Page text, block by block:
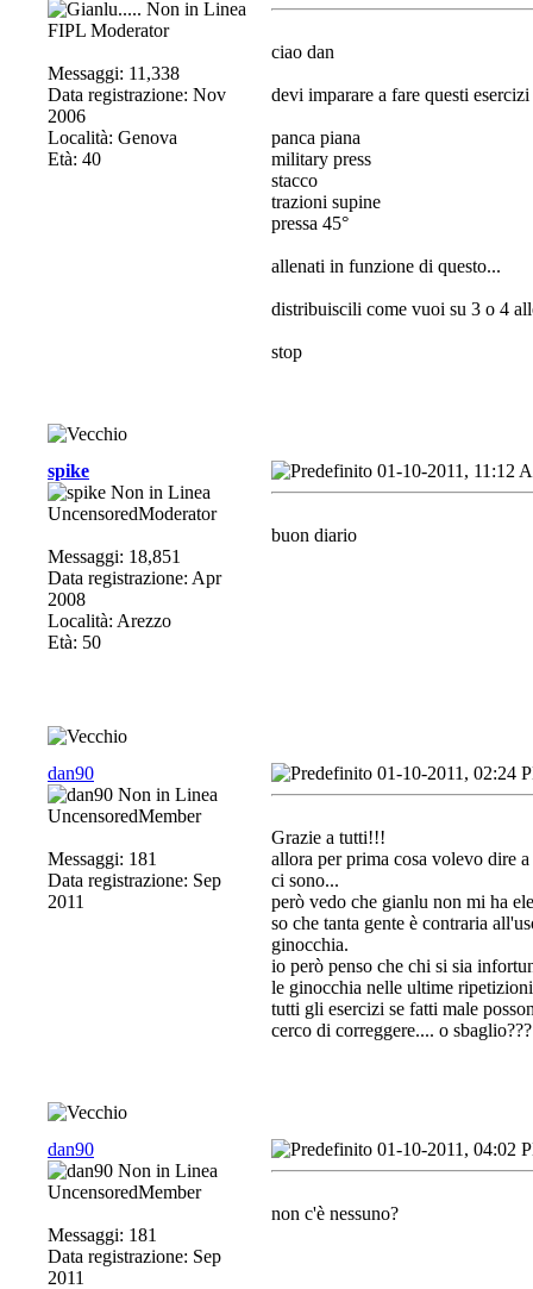
FIPL Moderator
Messaggi: 11,338
Data registrazione: Nov
2006
Località: Genova
Età: 40
ciao dan
devi imparare a fare questi esercizi
panca piana
military press
stacco
trazioni supine
pressa 45°
allenati in funzione di questo...
distribuiscili come vuoi su 3 o 4
stop
spike
UncensoredModerator
Messaggi: 18,851
Data registrazione: Apr
2008
Località: Arezzo
Età: 50
01-10-2011, 11:12
buon diario
dan90
UncensoredMember
Messaggi: 181
Data registrazione: Sep
2011
01-10-2011, 02:24
Grazie a tutti!!!
allora per prima cosa volevo dire
ci sono...
però vedo che gianlu non mi ha
so che tanta gente è contraria
ginocchia.
io però penso che chi si sia
le ginocchia nelle ultime
tutti gli esercizi se fatti male
cerco di correggere.... o sbaglio???
dan90
UncensoredMember
Messaggi: 181
Data registrazione: Sep
2011
01-10-2011, 04:02
non c'è nessuno?